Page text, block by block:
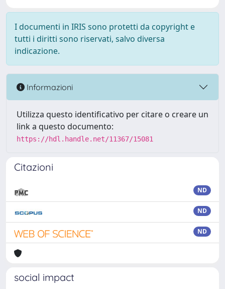
I documenti in IRIS sono protetti da copyright e
tutti i diritti sono riservati, salvo diversa
indicazione.
Informazioni
Utilizza questo identificativo per citare o creare un
link a questo documento:
https://hdl.handle.net/11367/15081
Citazioni
ND
ND
ND
social impact